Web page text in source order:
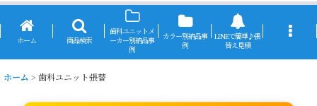
ホーム 商品検索
歯科ユニットメ
ーカー別納品事
例
カラー別納品事
例
LINEで簡単♪張
替え見積
ホーム > 歯科ユニット張替